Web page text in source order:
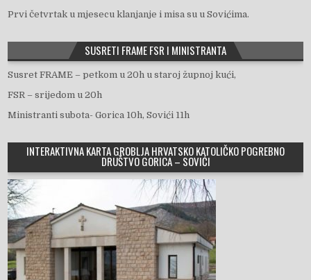
Prvi četvrtak u mjesecu klanjanje i misa su u Sovićima.
SUSRETI FRAME FSR I MINISTRANTA
Susret FRAME – petkom u 20h u staroj župnoj kući,
FSR – srijedom u 20h
Ministranti subota- Gorica 10h, Sovići 11h
INTERAKTIVNA KARTA GROBLJA HRVATSKO KATOLIČKO POGREBNO
DRUŠTVO GORICA – SOVIĆI